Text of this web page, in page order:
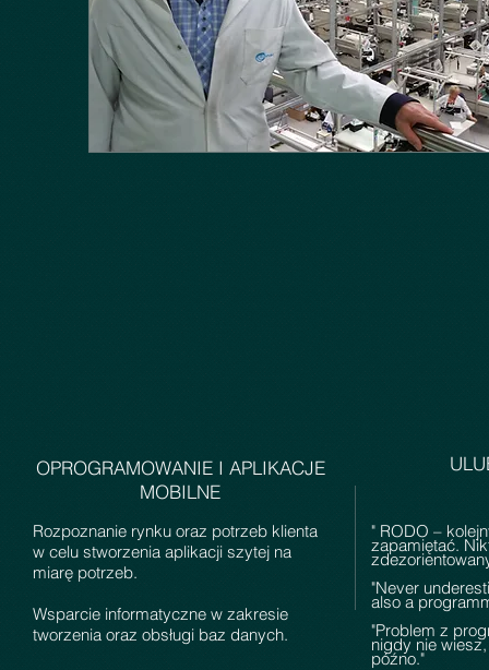
OPROGRAMOWANIE I APLIKACJE
MOBILNE
Rozpoznanie rynku oraz potrzeb klienta
w celu stworzenia aplikacji szytej na
miarę potrzeb.
Wsparcie informatyczne w zakresie
tworzenia oraz obsługi baz danych.
" RODO –
zapamiętać.
"Never
also a
"Problem z
nigdy nie
późno."